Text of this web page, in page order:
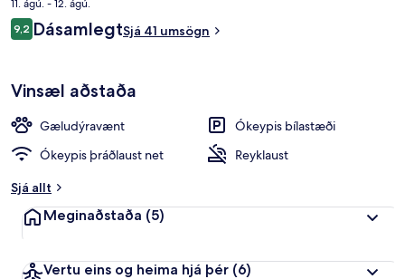
Fyrir utan
15.815 kr.
11. ágú. - 12. ágú.
Umsagnir
9,29,2 af 10
DásamlegtSjá 41 umsögn
Vinsæl aðstaða
Gæludýravænt
Ókeypis bílastæði
Ókeypis þráðlaust net
Reyklaust
Sjá allt
Meginaðstaða (5)
Vertu eins og heima hjá þér (6)